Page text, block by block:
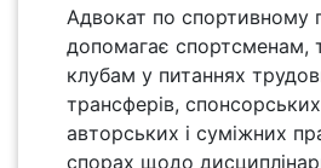
Адвокат по спортивному
допомагає спортсменам,
клубам у питаннях
трансферів,
авторських і суміжних
спорах щодо